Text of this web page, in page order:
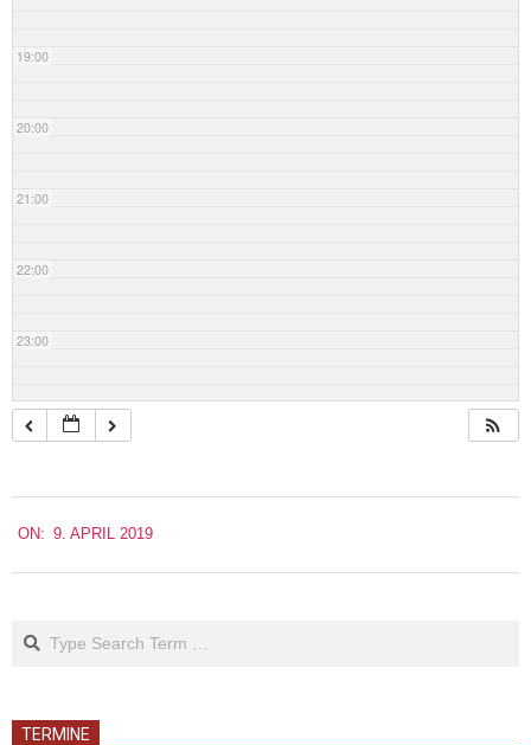
19:00
20:00
21:00
22:00
23:00
04-
09
ON: 9. APRIL 2019
TERMINE